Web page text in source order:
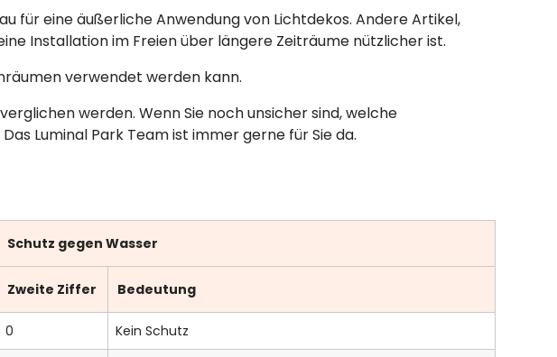
für eine äußerliche Anwendung von Lichtdekos. Andere Artikel,
Installation im Freien über längere Zeiträume nützlicher ist.
verwendet werden kann.
werden. Wenn Sie noch unsicher sind, welche
Luminal Park Team ist immer gerne für Sie da.
Schutz gegen Wasser
Zweite Ziffer Bedeutung
0 Kein Schutz